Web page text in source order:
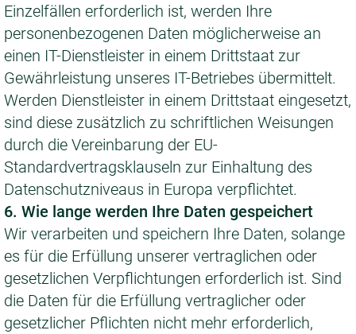
Einzelfällen erforderlich ist, werden Ihre
personenbezogenen Daten möglicherweise an
einen IT-Dienstleister in einem Drittstaat zur
Gewährleistung unseres IT-Betriebes übermittelt.
Werden Dienstleister in einem Drittstaat eingesetzt,
sind diese zusätzlich zu schriftlichen Weisungen
durch die Vereinbarung der EU-
Standardvertragsklauseln zur Einhaltung des
Datenschutzniveaus in Europa verpflichtet.
6. Wie lange werden Ihre Daten gespeichert
Wir verarbeiten und speichern Ihre Daten, solange
es für die Erfüllung unserer vertraglichen oder
gesetzlichen Verpflichtungen erforderlich ist. Sind
die Daten für die Erfüllung vertraglicher oder
gesetzlicher Pflichten nicht mehr erforderlich,